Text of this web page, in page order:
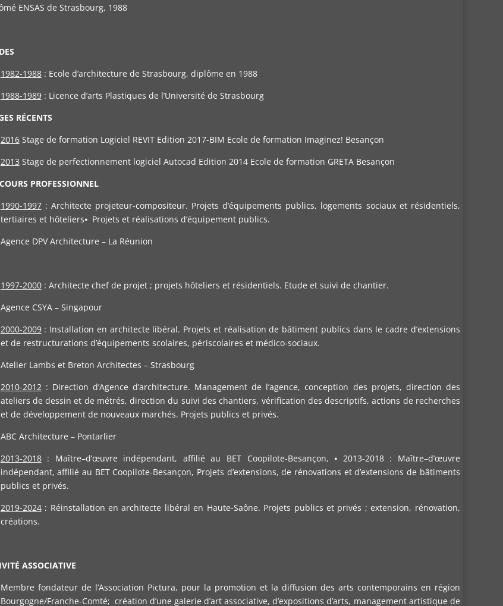
ENSAS de Strasbourg, 1988
1982-1988: Ecole d’architecture de Strasbourg, diplôme en 1988
1988-1989: Licence d’arts Plastiques de l’Université de Strasbourg
RÉCENTS
2016Stage de formation Logiciel REVIT Edition 2017-BIM Ecole de formation Imaginez! Besançon
2013 Stage de perfectionnement logiciel Autocad Edition 2014 Ecole de formation GRETA Besançon
PROFESSIONNEL
1990-1997: Architecte projeteur-compositeur. Projets d’équipements publics, logements sociaux et résidentiels,
tertiaires et hôteliers⦁ Projets et réalisations d’équipement publics.
Agence DPV Architecture – La Réunion
1997-2000: Architecte chef de projet ; projets hôteliers et résidentiels. Etude et suivi de chantier.
Agence CSYA – Singapour
2000-2009: Installation en architecte libéral. Projets et réalisation de bâtiment publics dans le cadre d’extensions
et de restructurations d’équipements scolaires, périscolaires et médico-sociaux.
Atelier Lambs et Breton Architectes – Strasbourg
2010-2012 : Direction d’Agence d’architecture. Management de l’agence, conception des projets, direction des
ateliers de dessin et de métrés, direction du suivi des chantiers, vérification des descriptifs, actions de recherches
et de développement de nouveaux marchés. Projets publics et privés.
ABC Architecture – Pontarlier
2013-2018: Maître–d’œuvre indépendant, affilié au BET Coopilote-Besançon, ⦁ 2013-2018 : Maître–d’œuvre
indépendant, affilié au BET Coopilote-Besançon, Projets d’extensions, de rénovations et d’extensions de bâtiments
publics et privés.
2019-2024: Réinstallation en architecte libéral en Haute-Saône. Projets publics et privés ; extension, rénovation,
créations.
ASSOCIATIVE
Membre fondateur de l’Association Pictura, pour la promotion et la diffusion des arts contemporains en région
Bourgogne/Franche-Comté; création d’une galerie d’art associative, d’expositions d’arts, management artistique de